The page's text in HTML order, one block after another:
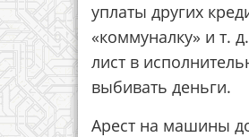
уплаты других
«коммуналку» и т.
лист в
выбивать деньги.
Арест на машины